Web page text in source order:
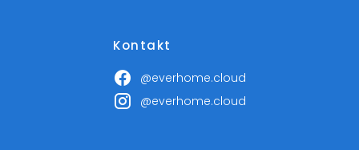
Kontakt
@everhome.cloud
@everhome.cloud